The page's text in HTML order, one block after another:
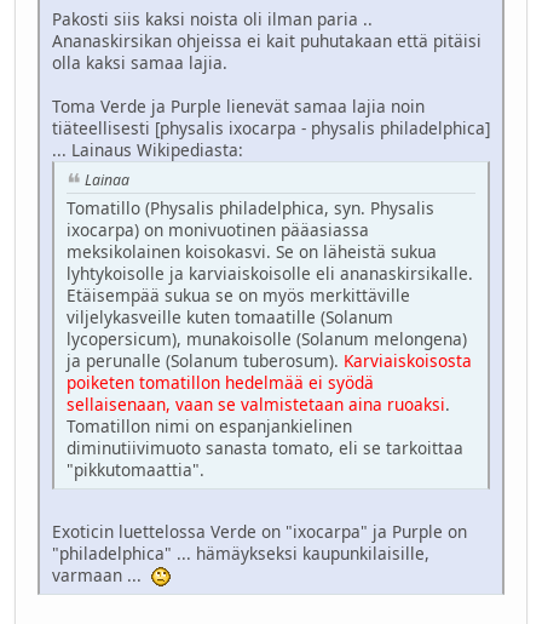
Pakosti siis kaksi noista oli ilman paria ..
Ananaskirsikan ohjeissa ei kait puhutakaan että pitäisi
olla kaksi samaa lajia.
Toma Verde ja Purple lienevät samaa lajia noin
tiäteellisesti [physalis ixocarpa - physalis philadelphica]
... Lainaus Wikipediasta:
Lainaa
Tomatillo (Physalis philadelphica, syn. Physalis
ixocarpa) on monivuotinen pääasiassa
meksikolainen koisokasvi. Se on läheistä sukua
lyhtykoisolle ja karviaiskoisolle eli ananaskirsikalle.
Etäisempää sukua se on myös merkittäville
viljelykasveille kuten tomaatille (Solanum
lycopersicum), munakoisolle (Solanum melongena)
ja perunalle (Solanum tuberosum). Karviaiskoisosta
poiketen tomatillon hedelmää ei syödä
sellaisenaan, vaan se valmistetaan aina ruoaksi.
Tomatillon nimi on espanjankielinen
diminutiivimuoto sanasta tomato, eli se tarkoittaa
"pikkutomaattia".
Exoticin luettelossa Verde on "ixocarpa" ja Purple on
"philadelphica" ... hämäykseksi kaupunkilaisille,
varmaan ...